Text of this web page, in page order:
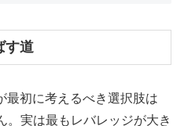
す道
最初に考えるべき選択肢は
。実は最もレバレッジが大き